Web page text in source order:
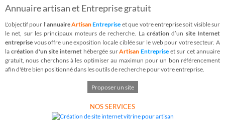
Annuaire artisan et Entreprise gratuit
L'objectif pour l'annuaireArtisanEntreprise et que votre entreprise soit visible sur
le net, sur les principaux moteurs de recherche. La création d’un site Internet
entreprise vous offre une exposition locale ciblée sur le web pour votre secteur. A
la création d'un site internet hébergée surArtisan Entreprise et sur cet annuaire
gratuit, nous cherchons à les optimiser au maximun pour un bon référencement
afin d'être bien positionné dans les outils de recherche pour votre entreprise.
Proposer un site
NOS SERVICES